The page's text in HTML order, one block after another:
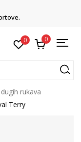
0 0
rukava
Terry